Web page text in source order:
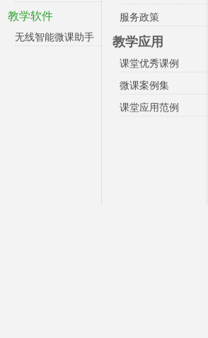
教学软件
无线智能微课助手
服务政策
教学应用
课堂优秀课例
微课案例集
课堂应用范例